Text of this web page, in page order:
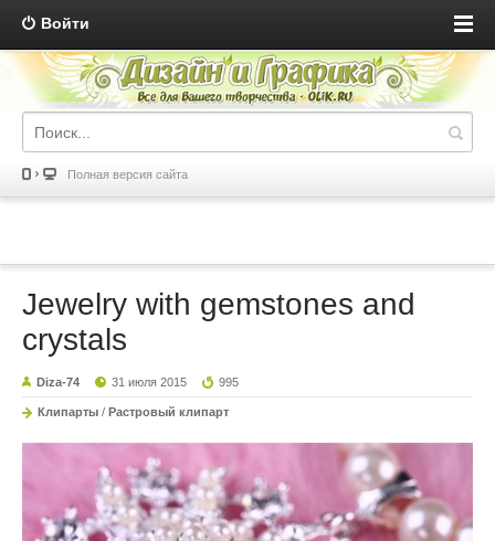
Войти
Полная версия сайта
Jewelry with gemstones and
crystals
Diza-74 31 июля 2015 995
Клипарты / Растровый клипарт